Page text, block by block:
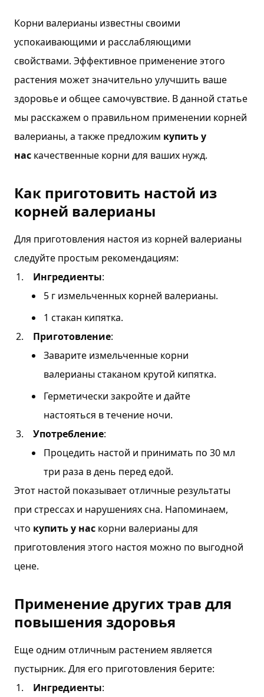
Корни валерианы известны своими
успокаивающими и расслабляющими
свойствами. Эффективное применение этого
растения может значительно улучшить ваше
здоровье и общее самочувствие. В данной статье
мы расскажем о правильном применении корней
валерианы, а также предложим купить у
нас качественные корни для ваших нужд.
Как приготовить настой из
корней валерианы
Для приготовления настоя из корней валерианы
следуйте простым рекомендациям:
Ингредиенты:
5 г измельченных корней валерианы.
1 стакан кипятка.
Приготовление:
Заварите измельченные корни
валерианы стаканом крутой кипятка.
Герметически закройте и дайте
настояться в течение ночи.
Употребление:
Процедить настой и принимать по 30 мл
три раза в день перед едой.
Этот настой показывает отличные результаты
при стрессах и нарушениях сна. Напоминаем,
что купить у нас корни валерианы для
приготовления этого настоя можно по выгодной
цене.
Применение других трав для
повышения здоровья
Еще одним отличным растением является
пустырник. Для его приготовления берите:
Ингредиенты: